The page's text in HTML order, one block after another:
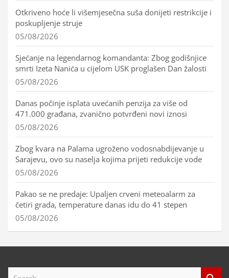
Otkriveno hoće li višemjesečna suša donijeti restrikcije i
poskupljenje struje
05/08/2026
Sjećanje na legendarnog komandanta: Zbog godišnjice
smrti Izeta Nanića u cijelom USK proglašen Dan žalosti
05/08/2026
Danas počinje isplata uvećanih penzija za više od
471.000 građana, zvanično potvrđeni novi iznosi
05/08/2026
Zbog kvara na Palama ugroženo vodosnabdijevanje u
Sarajevu, ovo su naselja kojima prijeti redukcije vode
05/08/2026
Pakao se ne predaje: Upaljen crveni meteoalarm za
četiri grada, temperature danas idu do 41 stepen
05/08/2026